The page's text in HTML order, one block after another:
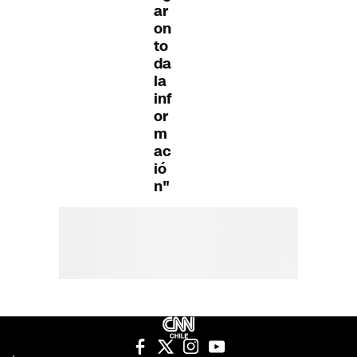
ar
on
to
da
la
inf
or
m
ac
ió
n"